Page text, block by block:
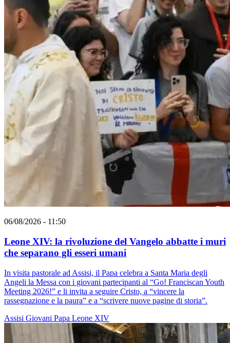
06/08/2026 - 11:50
Leone XIV: la rivoluzione del Vangelo abbatte i muri
che separano gli esseri umani
In visita pastorale ad Assisi, il Papa celebra a Santa Maria degli
Angeli la Messa con i giovani partecipanti al “Go! Franciscan Youth
Meeting 2026!” e li invita a seguire Cristo, a “vincere la
rassegnazione e la paura” e a “scrivere nuove pagine di storia”.
Assisi Giovani Papa Leone XIV